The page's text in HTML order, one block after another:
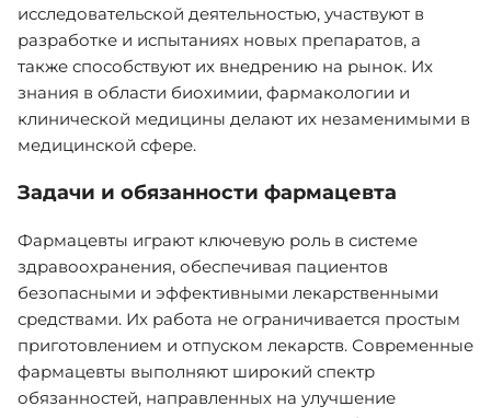
исследовательской деятельностью, участвуют в
разработке и испытаниях новых препаратов, а
также способствуют их внедрению на рынок. Их
знания в области биохимии, фармакологии и
клинической медицины делают их незаменимыми в
медицинской сфере.
Задачи и обязанности фармацевта
Фармацевты играют ключевую роль в системе
здравоохранения, обеспечивая пациентов
безопасными и эффективными лекарственными
средствами. Их работа не ограничивается простым
приготовлением и отпуском лекарств. Современные
фармацевты выполняют широкий спектр
обязанностей, направленных на улучшение